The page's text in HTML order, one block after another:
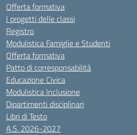
Offerta formativa
I progetti delle classi
Registro
Modulistica Famiglie e Studenti
Offerta formativa
Patto di corresponsabilità
Educazione Civica
Modulistica Inclusione
Dipartimenti disciplinari
Libri di Testo
A.S. 2026-2027